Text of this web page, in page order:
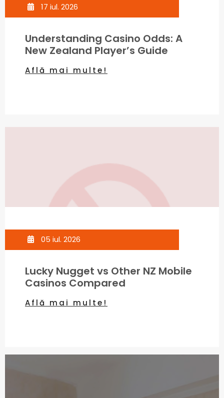
17 iul. 2026
Understanding Casino Odds: A
New Zealand Player’s Guide
Află mai multe!
05 iul. 2026
Lucky Nugget vs Other NZ Mobile
Casinos Compared
Află mai multe!